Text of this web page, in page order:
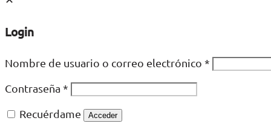
Login
Nombre de usuario o correo electrónico *
Contraseña *
Recuérdame
Acceder